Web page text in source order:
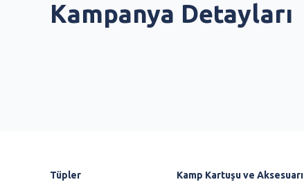
Kampanya Detayları
Tüpler Kamp Kartuşu ve Aksesuarı